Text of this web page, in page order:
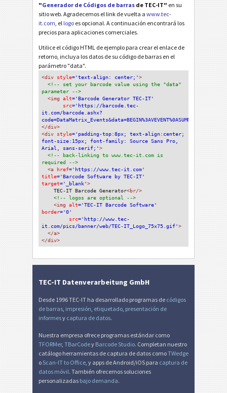
"Generador de Códigos de barras de TEC-IT" en su
sitio web. Agradecemos el link de vuelta a www.tec-
it.com , el logo es opcional. A continuación encontrará los
precios para aplicaciones comerciales.
Utilice el código HTML de ejemplo para crear el enlace de
retorno, incluya los datos de su código de barras en el
parámetro "data".
<div style='text-align: center;'>
<!-- set your barcode value using the "data"
parameter -->
<img alt='Barcode Generator TEC-IT'
src='https://barcode.tec-
it.com/barcode.ashx?
</div>
<div style='padding-top:8px; text-align:center;
font-size:15px; font-family: Source Sans Pro,
Arial, sans-serif;'>
<!-- back-linking to www.tec-it.com is
required -->
<a href='https://www.tec-it.com'
title='Barcode Software by TEC-IT'
target='_blank'>
TEC-IT Barcode Generator<br/>
<!-- logos are optional -->
<img alt='TEC-IT Barcode Software'
border='0'
src='http://www.tec-
it.com/pics/banner/web/TEC-IT_Logo_75x75.gif'>
</a>
</div>
TEC-IT Datenverarbeitung GmbH
Desde 1996 TEC-IT ha desarrollado programas de códigos
de barras impresión etiquetado presentación de
informesy captura de datos.
Nuestra empresa ofrece programas estándar como
TFORMer, TBarCodey Barcode Studio. Completan nuestro
catálogo herramientas de captura de datos comoTWedge
o Scan-IT to Office , y apps de Android/iOS para captura de
datos móvil. También ofrecemos soluciones
personalizadas bajo demanda.